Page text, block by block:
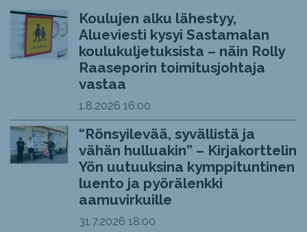
Koulujen alku lähestyy,
Alueviesti kysyi Sastamalan
koulukuljetuksista – näin Rolly
Raaseporin toimitusjohtaja
vastaa
1.8.2026 16:00
“Rönsyilevää, syvällistä ja
vähän hulluakin” – Kirjakorttelin
Yön uutuuksina kymppituntinen
luento ja pyörälenkki
aamuvirkuille
31.7.2026 18:00